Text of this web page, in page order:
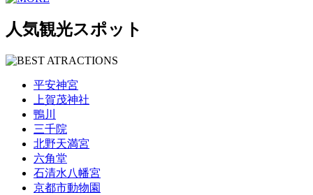
人気観光スポット
平安神宮
上賀茂神社
鴨川
三千院
北野天満宮
六角堂
石清水八幡宮
京都市動物園